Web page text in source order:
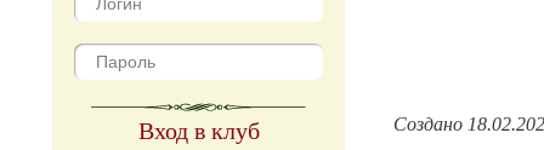
Вход в клуб Создано